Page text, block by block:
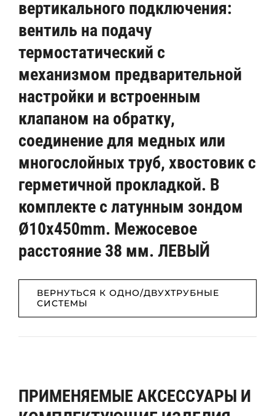
вертикального подключения:
вентиль на подачу
термостатический с
механизмом предварительной
настройки и встроенным
клапаном на обратку,
соединение для медных или
многослойных труб, хвостовик с
герметичной прокладкой. В
комплекте с латунным зондом
Ø10x450mm. Межосевое
расстояние 38 мм. ЛЕВЫЙ
ВЕРНУТЬСЯ К ОДНО/ДВУХТРУБНЫЕ
СИСТЕМЫ
ПРИМЕНЯЕМЫЕ АКСЕССУАРЫ И